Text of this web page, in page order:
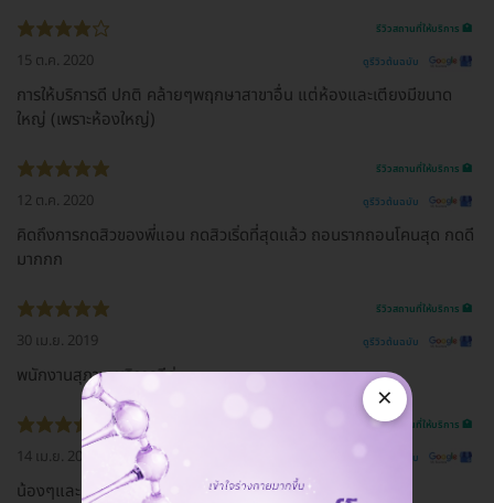
รีวิวสถานที่ให้บริการ 🏥
15 ต.ค. 2020 ดูรีวิวต้นฉบับ
การให้บริการดี ปกติ คล้ายๆพฤกษาสาขาอื่น แต่ห้องและเตียงมีขนาด
ใหญ่ (เพราะห้องใหญ่)
รีวิวสถานที่ให้บริการ 🏥
12 ต.ค. 2020 ดูรีวิวต้นฉบับ
คิดถึงการกดสิวของพี่แอน กดสิวเริ่ดที่สุดแล้ว ถอนรากถอนโคนสุด กดดี
มากกก
รีวิวสถานที่ให้บริการ 🏥
30 เม.ย. 2019 ดูรีวิวต้นฉบับ
พนักงานสุภาพ​ บริการดีค่ะ
รีวิวสถานที่ให้บริการ 🏥
14 เม.ย. 2019 ดูรีวิวต้นฉบับ
น้องๆและคุณหมอน่ารักมากคร้า
×